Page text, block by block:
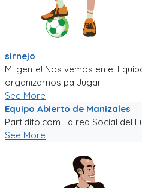
sirnejo
Mi gente! Nos vemos en el
organizarnos pa Jugar!
See More
Equipo Abierto de Manizales
Partidito.com La red Social del
See More